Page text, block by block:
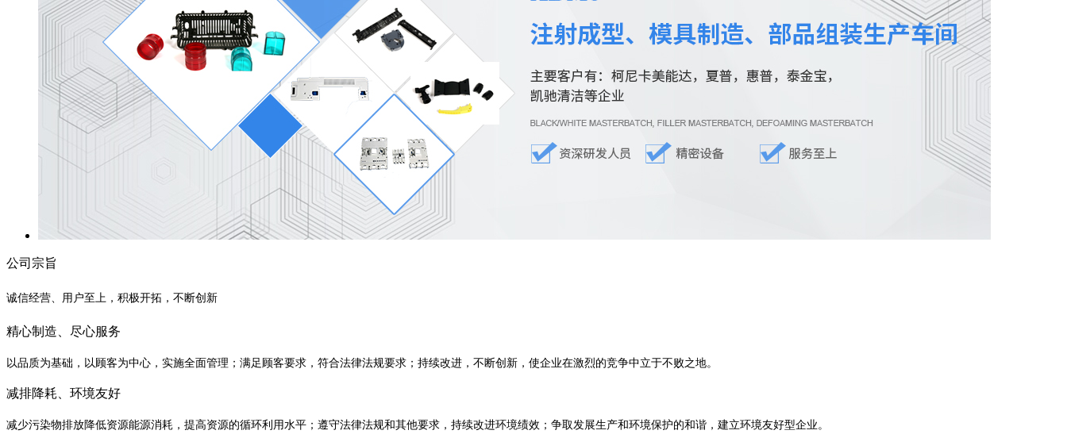
公司宗旨
诚信经营、用户至上，积极开拓，不断创新
精心制造、尽心服务
以品质为基础，以顾客为中心，实施全面管理；满足顾客要求，符合法律法规要求；持续改进，不断创新，使企业在激烈的竞争中立于不败之地。
减排降耗、环境友好
减少污染物排放降低资源能源消耗，提高资源的循环利用水平；遵守法律法规和其他要求，持续改进环境绩效；争取发展生产和环境保护的和谐，建立环境友好型企业。